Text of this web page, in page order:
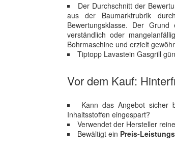
Der Durchschnitt der
aus der Baumarktrubrik
Bewertungsklasse. Der
verständlich oder
Bohrmaschine und erzielt
Tiptopp Lavastein Gasgrill
Vor dem Kauf:
Kann das Angebot sicher
Inhaltsstoffen eingespart?
Verwendet der Hersteller
Bewältigt ein Preis-